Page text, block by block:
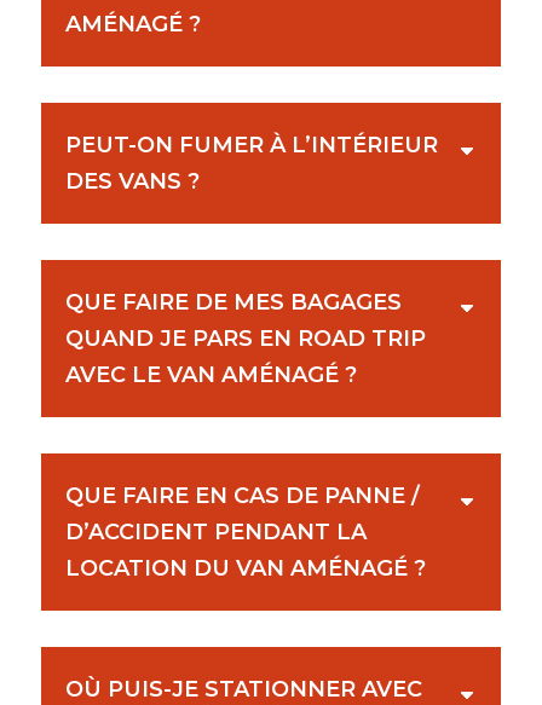
AMÉNAGÉ ?
PEUT-ON FUMER À L’INTÉRIEUR
DES VANS ?
QUE FAIRE DE MES BAGAGES
QUAND JE PARS EN ROAD TRIP
AVEC LE VAN AMÉNAGÉ ?
QUE FAIRE EN CAS DE PANNE /
D’ACCIDENT PENDANT LA
LOCATION DU VAN AMÉNAGÉ ?
OÙ PUIS-JE STATIONNER AVEC